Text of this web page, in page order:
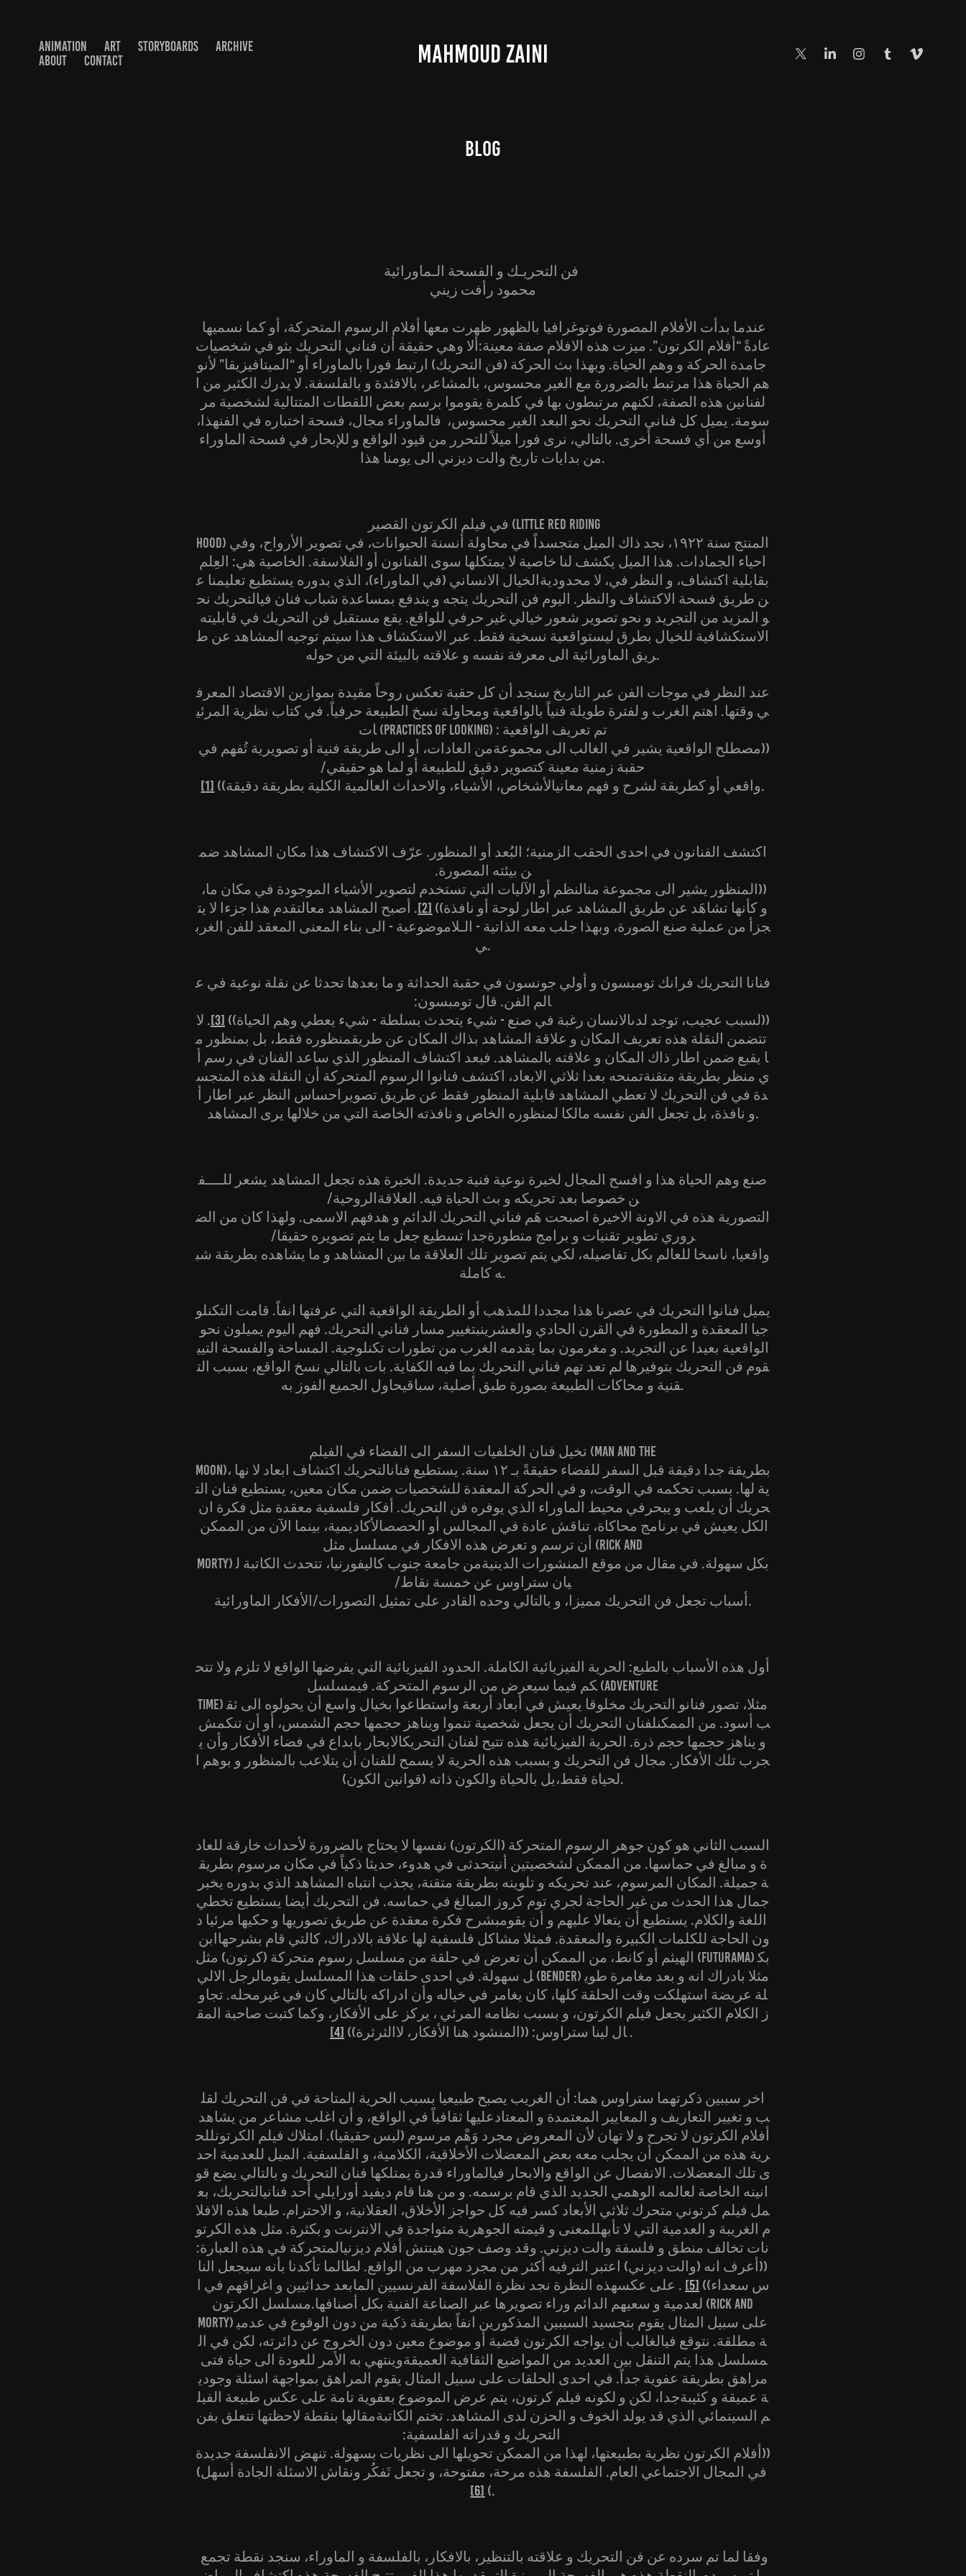
ANIMATION ART STORYBOARDS
ARCHIVE
ABOUT
CONTACT MAHMOUD ZAINI
Blog
محمود رأفت زيني
عندما بدأت الأفلام المصورة فوتوغرافيا بالظهور ظهرت معها أفلام الرسوم المتحركة، أو كما نسميها
عادةً “أفلام الكرتون”. ميزت هذه الافلام صفة معينة:ألا وهي حقيقة أن فناني التحريك بثو في شخصيات
جامدة الحركة و وهم الحياة. وبهذا بث الحركة (فن التحريك) ارتبط فورا بالماوراء أو “الميتافيزيقا” لأنو
هم الحياة هذا مرتبط بالضرورة مع الغير محسوس، بالمشاعر، بالافئدة و بالفلسفة. لا يدرك الكثير من ا
لفنانين هذه الصفة، لكنهم مرتبطون بها في كلمرة يقوموا برسم بعض اللقطات المتتالية لشخصية مر
سومة. يميل كل فناني التحريك نحو البعد الغير محسوس، فالماوراء مجال، فسحة اختباره في الفنهذا،
أوسع من أي فسحة أخرى. بالتالي، نرى فورا ميلاً للتحرر من قيود الواقع و للإبحار في فسحة الماوراء
من بدايات تاريخ والت ديزني الى يومنا هذا.
Hood) المنتج سنة ١٩٢٢، نجد ذاك الميل متجسداً في محاولة أنسنة الحيوانات، في تصوير الأرواح، وفي
احياء الجمادات. هذا الميل يكشف لنا خاصية لا يمتكلها سوى الفنانون أو الفلاسفة. الخاصية هي: العِلم
بقابلية اكتشاف، و النظر في، لا محدوديةالخيال الانساني (في الماوراء)، الذي بدوره يستطيع تعليمنا ع
ن طريق فسحة الاكتشاف والنظر. اليوم فن التحريك يتجه و يندفع بمساعدة شباب فنان فيالتحريك نح
و المزيد من التجريد و نحو تصوير شعور خيالي غير حرفي للواقع. يقع مستقبل فن التحريك في قابليته
الاستكشافية للخيال بطرق ليستواقعية نسخية فقط. عبر الاستكشاف هذا سيتم توجيه المشاهد عن ط
ريق الماورائية الى معرفة نفسه و علاقته بالبيئة التي من حوله.
عند النظر في موجات الفن عبر التاريخ سنجد أن كل حقبة تعكس روحاً مقيدة بموازين الاقتصاد المعرف
ي وقتها. اهتم الغرب و لفترة طويلة فنياً بالواقعية ومحاولة نسخ الطبيعة حرفياً. في كتاب نظرية المرئي
ات (Practices of Looking) تم تعريف الواقعية :
((مصطلح الواقعية يشير في الغالب الى مجموعةمن العادات، أو الى طريقة فنية أو تصويرية تُفهم في
حقبة زمنية معينة كتصوير دقيق للطبيعة أو لما هو حقيقي/
واقعي أو كطريقة لشرح و فهم معانيالأشخاص، الأشياء، والاحداث العالمية الكلية بطريقة دقيقة)) [1] .
اكتشف الفنانون في احدى الحقب الزمنية؛ البُعد أو المنظور. عرّف الاكتشاف هذا مكان المشاهد ضم
ن بيئته المصورة.
((المنظور يشير الى مجموعة منالنظم أو الآليات التي تستخدم لتصوير الأشياء الموجودة في مكان ما،
و كأنها تشاهَد عن طريق المشاهد عبر اطار لوحة أو نافذة)) [2]
. أصبح المشاهد معالتقدم هذا جزءا لا يت
جزأ من عملية صنع الصورة، وبهذا جلب معه الذاتية - الـلاموضوعية - الى بناء المعنى المعقد للفن الغرب
ي.
فنانا التحريك فرانك تومبسون و أولي جونسون في حقبة الحداثة و ما بعدها تحدثا عن نقلة نوعية في ع
الم الفن. قال تومبسون:
((لسبب عجيب، توجد لدىالانسان رغبة في صنع - شيء يتحدث بسلطة - شيء يعطي وهم الحياة)) [3]
. لا
تتضمن النقلة هذه تعريف المكان و علاقة المشاهد بذاك المكان عن طريقمنظوره فقط، بل بمنظور م
ا يقبع ضمن اطار ذاك المكان و علاقته بالمشاهد. فبعد اكتشاف المنظور الذي ساعد الفنان في رسم أ
ي منظر بطريقة متقنةتمنحه بعدا ثلاثي الابعاد، اكتشف فنانوا الرسوم المتحركة أن النقلة هذه المتجس
دة في فن التحريك لا تعطي المشاهد قابلية المنظور فقط عن طريق تصويراحساس النظر عبر اطار أ
و نافذة، بل تجعل الفن نفسه مالكا لمنظوره الخاص و نافذته الخاصة التي من خلالها يرى المشاهد.
صنع وهم الحياة هذا و افسح المجال لخبرة نوعية فنية جديدة. الخبرة هذه تجعل المشاهد يشعر للــــف
ن خصوصا بعد تحريكه و بث الحياة فيه. العلاقةالروحية/
التصورية هذه في الاونة الاخيرة اصبحت هَم فناني التحريك الدائم و هدفهم الاسمى. ولهذا كان من الض
روري تطوير تقنيات و برامج متطورةجدا تسطيع جعل ما يتم تصويره حقيقا/
واقعيا، ناسخا للعالم بكل تفاصيله، لكي يتم تصوير تلك العلاقة ما بين المشاهد و ما يشاهده بطريقة شب
ه كاملة.
يميل فنانوا التحريك في عصرنا هذا مجددا للمذهب أو الطريقة الواقعية التي عرفتها انفاً. قامت التكنلو
جيا المعقدة و المطورة في القرن الحادي والعشرينبتغيير مسار فناني التحريك. فهم اليوم يميلون نحو
الواقعية بعيدا عن التجريد. و مغرمون بما يقدمه الغرب من تطورات تكنلوجية. المساحة والفسحة التيي
قوم فن التحريك بتوفيرها لم تعد تهم فناني التحريك بما فيه الكفاية. بات بالتالي نسخ الواقع، بسبب الت
قنية و محاكات الطبيعة بصورة طبق أصلية، سباقيحاول الجميع الفوز به.
تخيل فنان الخلفيات السفر الى الفضاء في الفيلم (Man and the
Moon)، بطريقة جدا دقيقة قبل السفر للفضاء حقيقةً بـ ١٢ سنة. يستطيع فنانالتحريك اكتشاف ابعاد لا نها
ية لها. بسبب تحكمه في الوقت، و في الحركة المعقدة للشخصيات ضمن مكان معين، يستطيع فنان الت
حريك أن يلعب و يبحرفي محيط الماوراء الذي يوفره فن التحريك. أفكار فلسفية معقدة مثل فكرة ان
الكل يعيش في برنامج محاكاة، تناقش عادة في المجالس أو الحصصالأكاديمية، بينما الآن من الممكن
أن ترسم و تعرض هذه الافكار في مسلسل مثل (Rick and
Morty) بكل سهولة. في مقال من موقع المنشورات الدينيةمن جامعة جنوب كاليفورنيا، تتحدث الكاتبة ل
يان ستراوس عن خمسة نقاط/
أسباب تجعل فن التحريك مميزا، و بالتالي وحده القادر على تمثيل التصورات/الأفكار الماورائية.
أول هذه الأسباب بالطبع: الحرية الفيزيائية الكاملة. الحدود الفيزيائية التي يفرضها الواقع لا تلزم ولا تتح
كم فيما سيعرض من الرسوم المتحركة. فيمسلسل (Adventure
Time) مثلا، تصور فنانو التحريك مخلوقا يعيش في أبعاد أربعة واستطاعوا بخيال واسع أن يحولوه الى ثق
ب أسود. من الممكنلفنان التحريك أن يجعل شخصية تنموا ويناهز حجمها حجم الشمس، أو أن تنكمش
و يناهز حجمها حجم ذرة. الحرية الفيزيائية هذه تتيح لفنان التحريكالابحار بابداع في فضاء الأفكار وأن ي
جرب تلك الأفكار. مجال فن التحريك و بسبب هذه الحرية لا يسمح للفنان أن يتلاعب بالمنظور و بوهم ا
لحياة فقط،بل بالحياة والكون ذاته (قوانين الكون).
السبب الثاني هو كون جوهر الرسوم المتحركة (الكرتون) نفسها لا يحتاج بالضرورة لأحداث خارقة للعاد
ة و مبالغ في حماسها. من الممكن لشخصيتين أنيتحدثى في هدوء، حديثا ذكياً في مكان مرسوم بطريق
ة جميلة. المكان المرسوم، عند تحريكه و تلوينه بطريقة متقنة، يجذب انتباه المشاهد الذي بدوره يخبر
جمال هذا الحدث من غير الحاجة لجري توم كروز المبالغ في حماسه. فن التحريك أيضا يستطيع تخطي
اللغة والكلام. يستطيع أن يتعالا عليهم و أن يقومبشرح فكرة معقدة عن طريق تصوريها و حكيها مرئيا د
ون الحاجة للكلمات الكبيرة والمعقدة. فمثلا مشاكل فلسفية لها علاقة بالادراك، كالتي قام بشرحهاابن
الهيثم أو كانط، من الممكن أن تعرض في حلقة من مسلسل رسوم متحركة (كرتون) مثل (Futurama) بك
ل سهولة. في احدى حلقات هذا المسلسل يقومالرجل الالي (Bender) مثلا بادراك انه و بعد مغامرة طوي
لة عريضة استهلكت وقت الحلقة كلها، كان يغامر في خياله وأن ادراكه بالتالي كان في غيرمحله. تجاو
ز الكلام الكثير يجعل فيلم الكرتون، و بسبب نظامه المرئي ، يركز على الأفكار، وكما كتبت صاحبة المق
ال لينا ستراوس: ((المنشود هنا الأفكار، لاالثرثرة)) [4] .
اخر سببين ذكرتهما ستراوس هما: أن الغريب يصبح طبيعيا بسبب الحرية المتاحة في فن التحريك لقل
ب و تغيير التعاريف و المعايير المعتمدة و المعتادعليها ثقافياً في الواقع، و أن اغلب مشاعر من يشاهد
أفلام الكرتون لا تجرح و لا تهان لأن المعروض مجرد وَهْم مرسوم (ليس حقيقيا). امتلاك فيلم الكرتونللح
رية هذه من الممكن أن يجلب معه بعض المعضلات الأخلاقية، الكلامية، و الفلسفية. الميل للعدمية احد
ى تلك المعضلات. الانفصال عن الواقع والابحار فيالماوراء قدرة يمتلكها فنان التحريك و بالتالي يضع قو
انينه الخاصة لعالمه الوهمي الجديد الذي قام برسمه. و من هنا قام ديفيد أورايلي أحد فنانيالتحريك، بع
مل فيلم كرتوني متحرك ثلاثي الأبعاد كسر فيه كل حواجز الأخلاق، العقلانية، و الاحترام. طبعا هذه الافلا
م الغريبة و العدمية التي لا تأبهللمعنى و قيمته الجوهرية متواجدة في الانترنت و بكثرة. مثل هذه الكرتو
نات تخالف منطق و فلسفة والت ديزني. وقد وصف جون هينتش أفلام ديزنيالمتحركة في هذه العبارة:
((أعرف انه (والت ديزني) اعتبر الترفيه أكثر من مجرد مهرب من الواقع. لطالما تأكدنا بأنه سيجعل النا
س سعداء)) [5]
. على عكسهذه النظرة نجد نظرة الفلاسفة الفرنسيين المابعد حداثيين و اغراقهم في ا
لعدمية و سعيهم الدائم وراء تصويرها عبر الصناعة الفنية بكل أصنافها.مسلسل الكرتون (Rick and
Morty) على سبيل المثال يقوم بتجسيد السببين المذكورين انفاً بطريقة ذكية من دون الوقوع في عدمي
ة مطلقة. نتوقع فيالغالب أن يواجه الكرتون قضية أو موضوع معين دون الخروج عن دائرته، لكن في ال
مسلسل هذا يتم التنقل بين العديد من المواضيع الثقافية العميقةوينتهي به الأمر للعودة الى حياة فتى
مراهق بطريقة عفوية جداً. في احدى الحلقات على سبيل المثال يقوم المراهق بمواجهة اسئلة وجودي
ة عميقة و كئيبةجدا، لكن و لكونه فيلم كرتون، يتم عرض الموضوع بعفوية تامة على عكس طبيعة الفيل
م السينمائي الذي قد يولد الخوف و الحزن لدى المشاهد. تختم الكاتبةمقالها بنقطة لاحظتها تتعلق بفن
التحريك و قدراته الفلسفية:
((أفلام الكرتون نظرية بطبيعتها، لهذا من الممكن تحويلها الى نظريات بسهولة. تنهض الانفلسفة جديدة
في المجال الاجتماعي العام. الفلسفة هذه مرحة، مفتوحة، و تجعل تَفكُر ونقاش الاسئلة الجادة أسهل)
)
[6] .
وفقا لما تم سرده عن فن التحريك و علاقته بالتنظير، بالافكار، بالفلسفة و الماوراء، سنجد نقطة تجمع